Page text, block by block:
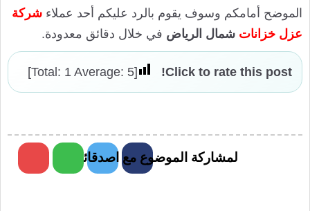
الموضح أمامكم وسوف يقوم بالرد عليكم أحد عملاء شركة
عزل خزانات شمال الرياض في خلال دقائق معدودة.
Click to rate this post!
[Total:
1 Average: 5
]
لمشاركة الموضوع مع اصدقائك